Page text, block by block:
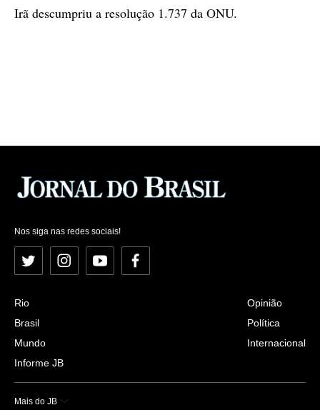
Irã descumpriu a resolução 1.737 da ONU.
Nos siga nas redes sociais!
Twitter InstagramYouTubeFacebook
Rio
Brasil
Mundo
Informe JB
Opinião
Política
Internacional
Mais do JB